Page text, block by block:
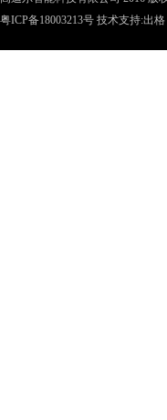
粤ICP备18003213号 技术支持:出格